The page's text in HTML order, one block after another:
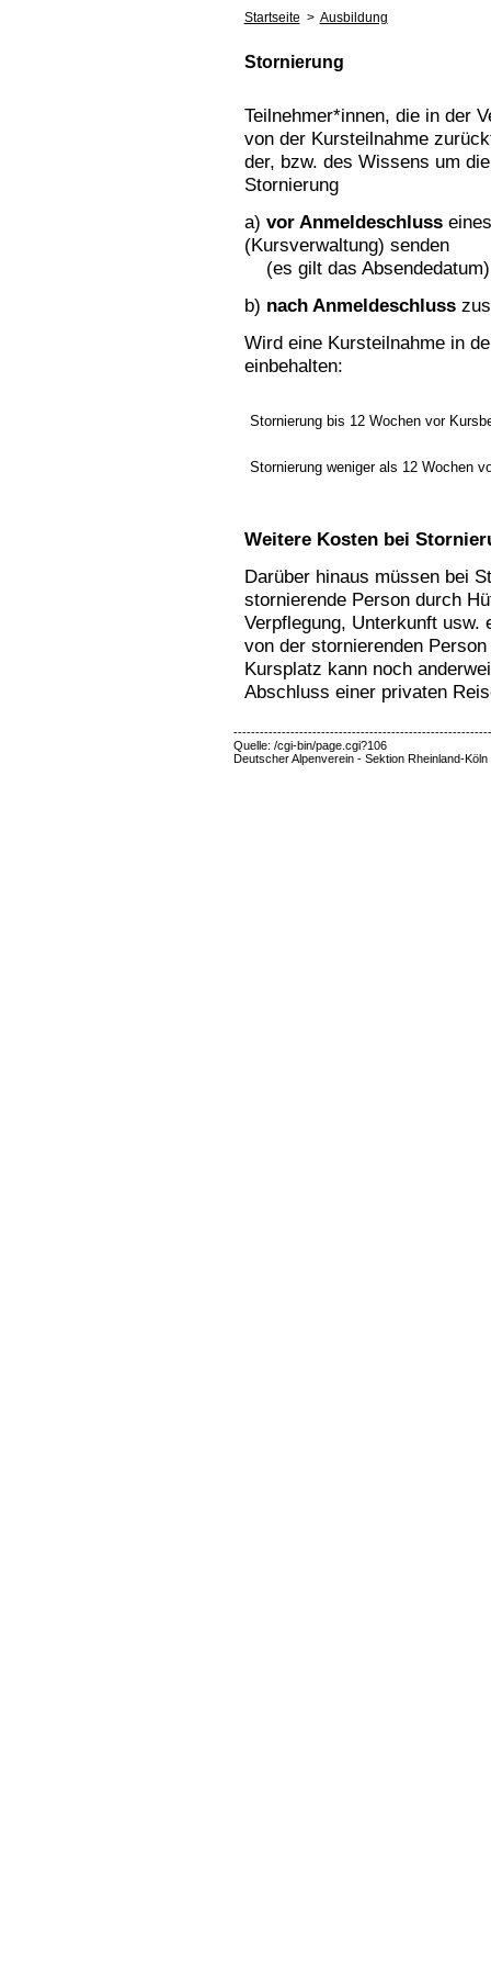
Startseite > Ausbildung
Stornierung
Teilnehmer*innen, die in der
von der Kursteilnahme
der, bzw. des Wissens um
Stornierung
a) vor Anmeldeschluss
(Kursverwaltung) senden
(es gilt das
b) nach Anmeldeschluss
Wird eine Kursteilnahme in
einbehalten:
Stornierung bis 12 Wochen vor
Stornierung weniger als 12 Wochen
Weitere Kosten bei
Darüber hinaus müssen bei
stornierende Person durch
Verpflegung, Unterkunft usw.
von der stornierenden
Kursplatz kann noch
Abschluss einer privaten
Quelle: /cgi-bin/page.cgi?106
Deutscher Alpenverein - Sektion Rheinland-